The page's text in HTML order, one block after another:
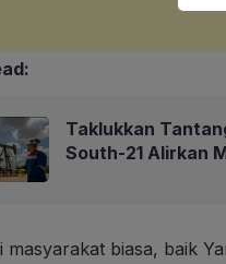
Taklukkan
South-21 Alirkan
masyarakat biasa, baik